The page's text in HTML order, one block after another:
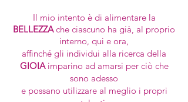
Il mio intento è di alimentare la
BELLEZZAche ciascuno ha già, al proprio
interno, qui e ora,
affinché gli individui alla ricerca della
GIOIA imparino ad amarsi per ciò che
sono adesso
e possano utilizzare al meglio i propri